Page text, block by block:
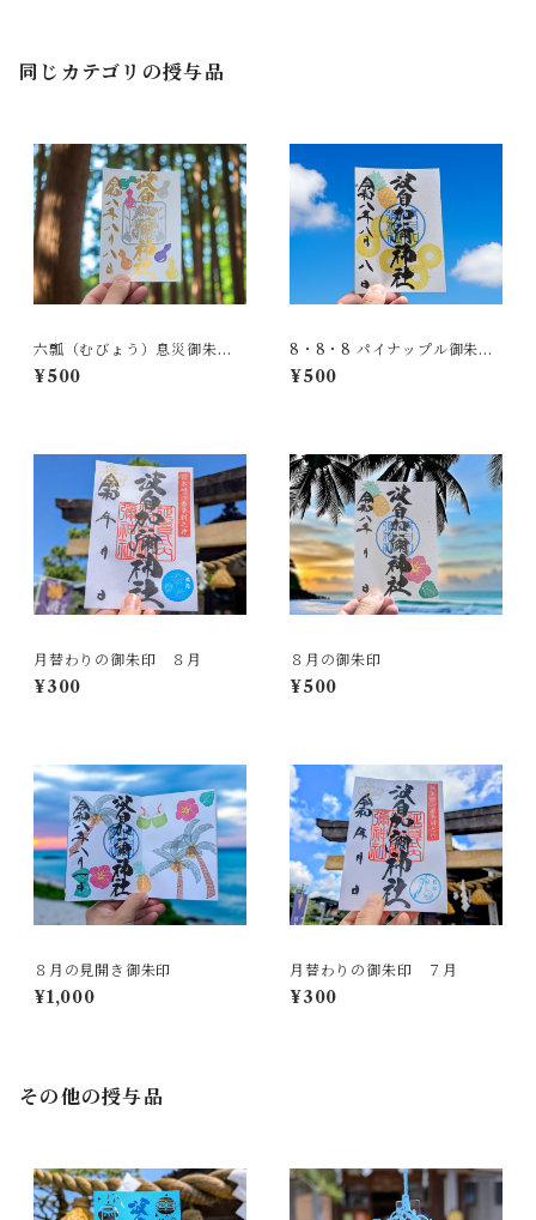
同じカテゴリの授与品
六瓢（むびょう）息災御朱
印 ※8月8日限定授与
¥500
8・8・8 パイナップル御朱
印 ※8月8日限定授与
¥500
月替わりの御朱印 ８月
¥300
８月の御朱印
¥500
８月の見開き御朱印
¥1,000
月替わりの御朱印 ７月
¥300
その他の授与品